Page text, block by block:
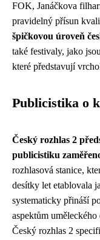
FOK, Janáčkova
pravidelný přísun
špičkovou úroveň
také festivaly, jako
které představují
Publicistika o
Český rozhlas 2
publicistiku
rozhlasová stanice,
desítky let etablovala
systematicky přináší
aspektům
Český rozhlas 2